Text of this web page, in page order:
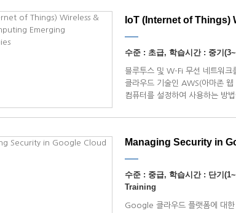
IoT (Internet of Things)
수준 : 초급, 학습시간 : 중기
블루투스 및 W-Fi 무선 네트워크
클라우드 기술인 AWS(아마존
컴퓨터를 설정하여 사용하는 방
Managing Security in
수준 : 중급, 학습시간 : 단기
Training
Google 클라우드 플랫폼에 대